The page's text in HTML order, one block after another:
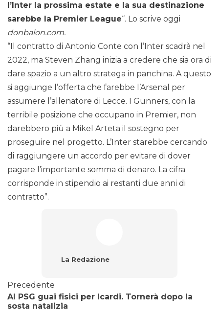
l’Inter la prossima estate e la sua destinazione
sarebbe la Premier League“. Lo scrive oggi
donbalon.com.
“Il contratto di Antonio Conte con l’Inter scadrà nel
2022, ma Steven Zhang inizia a credere che sia ora di
dare spazio a un altro stratega in panchina. A questo
si aggiunge l’offerta che farebbe l’Arsenal per
assumere l’allenatore di Lecce. I Gunners, con la
terribile posizione che occupano in Premier, non
darebbero più a Mikel Arteta il sostegno per
proseguire nel progetto. L’Inter starebbe cercando
di raggiungere un accordo per evitare di dover
pagare l’importante somma di denaro. La cifra
corrisponde in stipendio ai restanti due anni di
contratto”.
La Redazione
Precedente
Al PSG guai fisici per Icardi. Tornerà dopo la
sosta natalizia